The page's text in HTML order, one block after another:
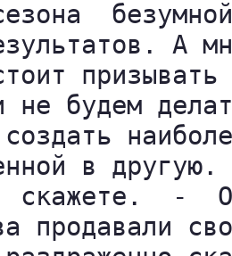
А
не будем
создать
в другую.
скажете.  -
продавали